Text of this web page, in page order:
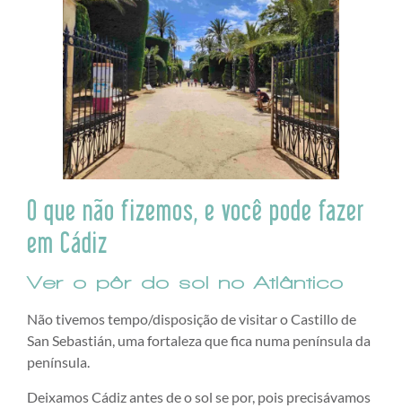
O que não fizemos, e você pode fazer
em Cádiz
Ver o pôr do sol no Atlântico
Não tivemos tempo/disposição de visitar o Castillo de
San Sebastián, uma fortaleza que fica numa península da
península.
Deixamos Cádiz antes de o sol se por, pois precisávamos